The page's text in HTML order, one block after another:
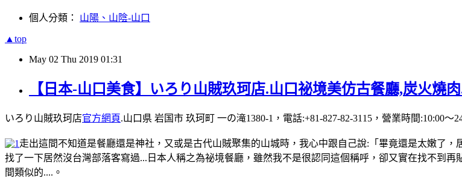
個人分類： 山陽、山陰-山口
▲top
May 02 Thu 2019 01:31
【日本-山口美食】いろり山賊玖珂店.山口祕境美仿古餐廳,炭火燒
いろり山賊玖珂店官方網頁.山口県 岩国市 玖珂町 一の滝1380-1，電話:+81-827-82-3115，營業時間:10:00～
走出這間不知道是餐廳還是神社，又或是古代山賊聚集的山城時，我心中跟自己說:「畢竟還是太嫩了
找了一下居然沒台灣部落客寫過...日本人稱之為祕境餐廳，雖然我不是很認同這個稱呼，卻又實在找不到
間類似的....。